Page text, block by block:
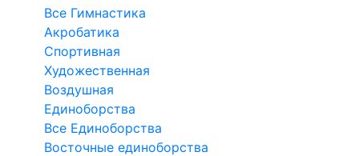
Все Гимнастика
Акробатика
Спортивная
Художественная
Воздушная
Единоборства
Все Единоборства
Восточные единоборства